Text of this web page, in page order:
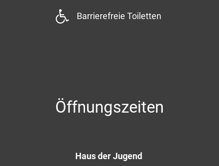
Barrierefreie Toiletten
Öffnungszeiten
Haus der Jugend